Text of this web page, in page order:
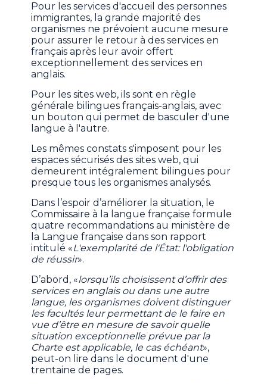
Pour les services d'accueil des personnes
immigrantes, la grande majorité des
organismes ne prévoient aucune mesure
pour assurer le retour à des services en
français après leur avoir offert
exceptionnellement des services en
anglais.
Pour les sites web, ils sont en règle
générale bilingues français-anglais, avec
un bouton qui permet de basculer d'une
langue à l'autre.
Les mêmes constats s'imposent pour les
espaces sécurisés des sites web, qui
demeurent intégralement bilingues pour
presque tous les organismes analysés.
Dans l’espoir d’améliorer la situation, le
Commissaire à la langue française formule
quatre recommandations au ministère de
la Langue française dans son rapport
intitulé «L'exemplarité de l'État: l'obligation
de réussir».
D’abord, «lorsqu’ils choisissent d’offrir des
services en anglais ou dans une autre
langue, les organismes doivent distinguer
les facultés leur permettant de le faire en
vue d’être en mesure de savoir quelle
situation exceptionnelle prévue par la
Charte est applicable, le cas échéant»,
peut-on lire dans le document d'une
trentaine de pages.